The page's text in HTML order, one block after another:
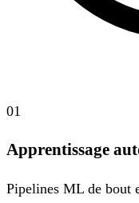
01
Apprentissage
Pipelines ML de bout